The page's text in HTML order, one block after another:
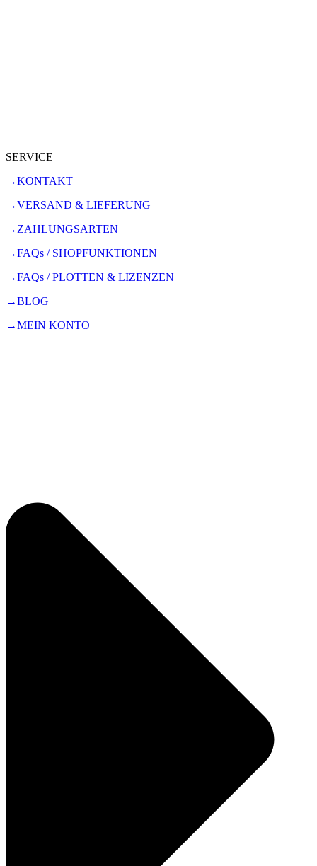
SERVICE
→KONTAKT
→VERSAND & LIEFERUNG
→ZAHLUNGSARTEN
→FAQs / SHOPFUNKTIONEN
→FAQs / PLOTTEN & LIZENZEN
→BLOG
→MEIN KONTO